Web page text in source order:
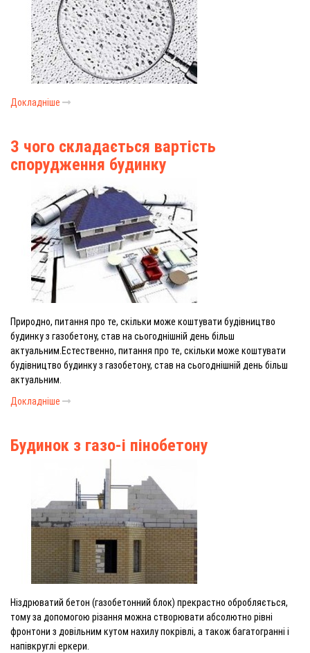
Докладніше
З чого складається вартість
спорудження будинку
Природно, питання про те, скільки може коштувати будівництво
будинку з газобетону, став на сьогоднішній день більш
актуальним.Естественно, питання про те, скільки може коштувати
будівництво будинку з газобетону, став на сьогоднішній день більш
актуальним.
Докладніше
Будинок з газо-і пінобетону
Ніздрюватий бетон (газобетонний блок) прекрастно обробляється,
тому за допомогою різання можна створювати абсолютно рівні
фронтони з довільним кутом нахилу покрівлі, а також багатогранні і
напівкруглі еркери.